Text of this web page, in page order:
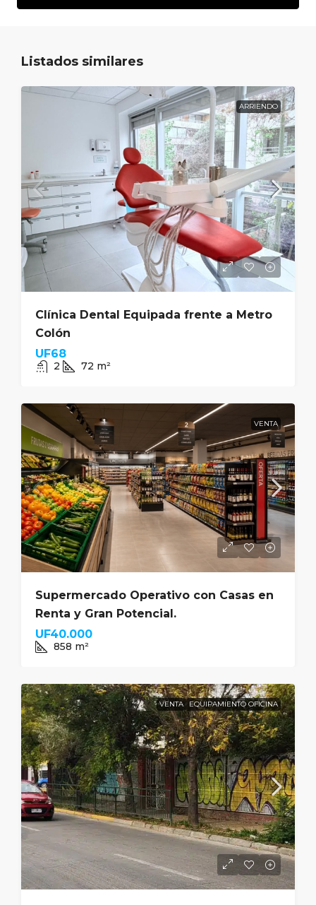
Listados similares
ARRIENDO
Clínica Dental Equipada frente a Metro
Colón
UF68
2 72 m²
VENTA
Supermercado Operativo con Casas en
Renta y Gran Potencial.
UF40.000
858 m²
VENTA EQUIPAMIENTO OFICINA